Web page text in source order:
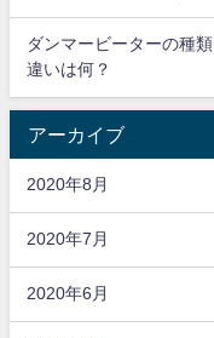
ダンマービーターの種
違いは何？
アーカイブ
2020年8月
2020年7月
2020年6月